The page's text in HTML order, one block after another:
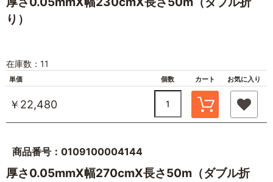
り）
在庫数：11
単価 個数 カート お気に入り
￥22,480
商品番号：0109100004144
厚さ0.05mmX幅270cmX長さ50m（ダブル折